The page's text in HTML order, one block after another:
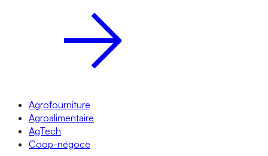
Agrofourniture
Agroalimentaire
AgTech
Coop-négoce